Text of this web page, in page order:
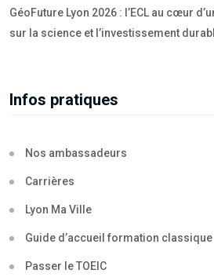
GéoFuture Lyon 2026 : l’ECL au cœur
sur la science et l’investissement
Infos pratiques
Nos ambassadeurs
Carrières
Lyon Ma Ville
Guide d’accueil formation classique
Passer le TOEIC